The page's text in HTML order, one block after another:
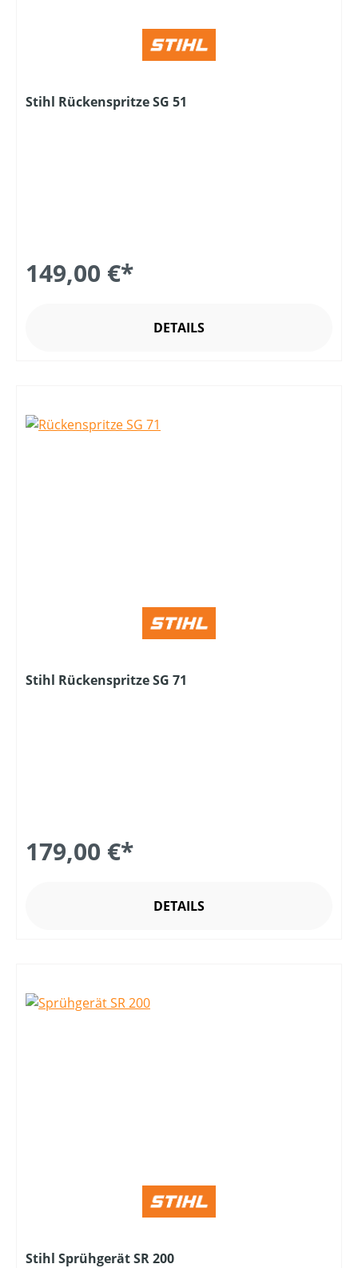
Stihl Rückenspritze SG 51
149,00 €*
DETAILS
Stihl Rückenspritze SG 71
179,00 €*
DETAILS
Stihl Sprühgerät SR 200